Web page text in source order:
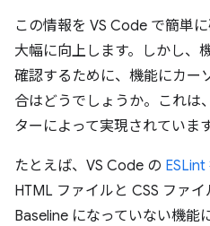
この情報を VS Code で簡単
大幅に向上します。しかし、
確認するために、機能にカー
合はどうでしょうか。これは
ターによって実現されています
たとえば、VS Code の
HTML ファイルと CSS ファ
Baseline になっていない機能